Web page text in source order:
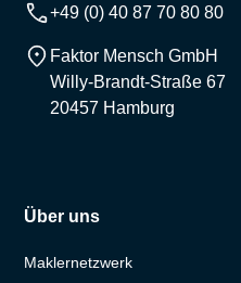
+49 (0) 40 87 70 80 80
Faktor Mensch GmbH
Willy-Brandt-Straße 67
20457 Hamburg
Über uns
Maklernetzwerk